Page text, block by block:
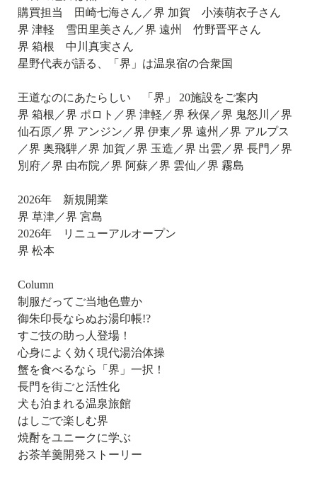
購買担当 田崎七海さん／界 加賀 小湊萌衣子さん
界 津軽 雪田里美さん／界 遠州 竹野晋平さん
界 箱根 中川真実さん
星野代表が語る、「界」は温泉宿の合衆国
王道なのにあたらしい 「界」 20施設をご案内
界 箱根／界 ポロト／界 津軽／界 秋保／界 鬼怒川／界
仙石原／界 アンジン／界 伊東／界 遠州／界 アルプス
／界 奥飛騨／界 加賀／界 玉造／界 出雲／界 長門／界
別府／界 由布院／界 阿蘇／界 雲仙／界 霧島
2026年 新規開業
界 草津／界 宮島
2026年 リニューアルオープン
界 松本
Column
制服だってご当地色豊か
御朱印長ならぬお湯印帳!?
すご技の助っ人登場！
心身によく効く現代湯治体操
蟹を食べるなら「界」一択！
長門を街ごと活性化
犬も泊まれる温泉旅館
はしごで楽しむ界
焼酎をユニークに学ぶ
お茶羊羹開発ストーリー